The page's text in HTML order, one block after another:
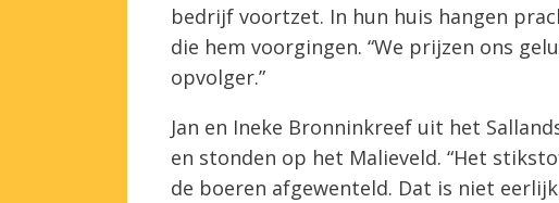
bedrijf voortzet. In hun huis hangen
die hem voorgingen. “We prijzen ons
opvolger.”
Jan en Ineke Bronninkreef uit het
en stonden op het Malieveld. “Het
de boeren afgewenteld. Dat is niet